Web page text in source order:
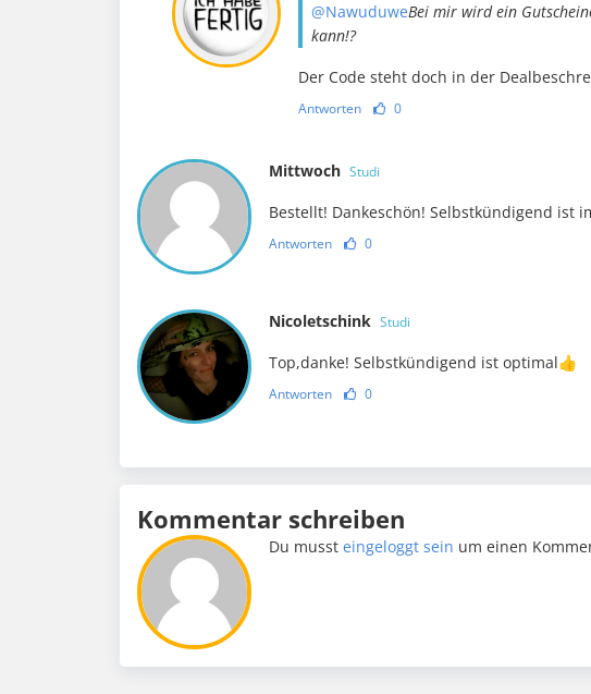
@NawuduweBei mir wird ein
kann!?
Der Code steht doch in der
Antworten 0
Mittwoch Studi
Bestellt! Dankeschön! Selbstkündigend ist
Antworten 0
Nicoletschink Studi
Top,danke! Selbstkündigend ist optimal👍
Antworten 0
Kommentar schreiben
Du mussteingeloggt sein um einen